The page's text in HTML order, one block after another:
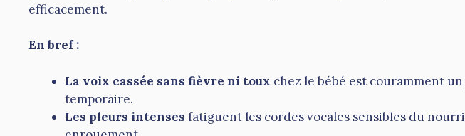
efficacement.
En bref :
La voix cassée sans fièvre ni toux chez le bébé est couramment
temporaire.
Les pleurs intenses fatiguent les cordes vocales sensibles du